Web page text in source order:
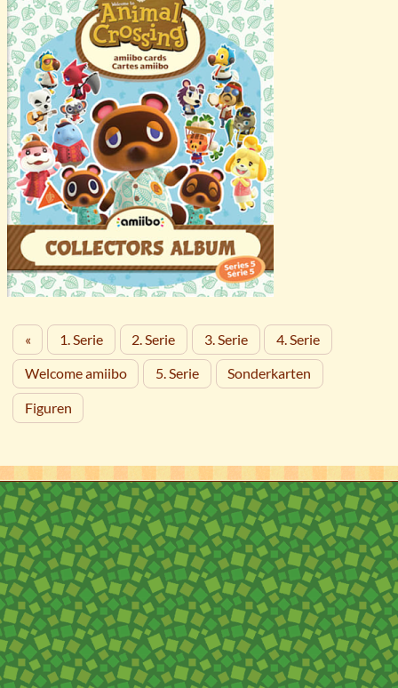
« 1. Serie 2. Serie 3. Serie 4. Serie
Welcome amiibo 5. Serie Sonderkarten
Figuren